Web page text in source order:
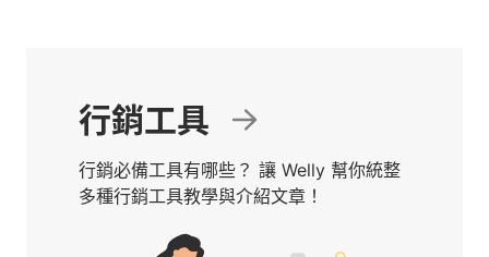
行銷工具
行銷必備工具有哪些？ 讓 Welly 幫你統整
多種行銷工具教學與介紹文章！